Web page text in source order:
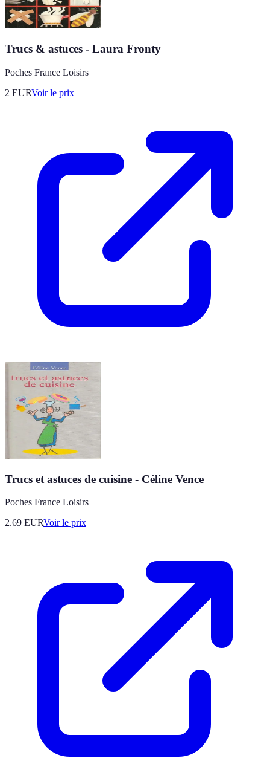
Trucs & astuces - Laura Fronty
Poches France Loisirs
2 EURVoir le prix
Trucs et astuces de cuisine - Céline Vence
Poches France Loisirs
2.69 EURVoir le prix